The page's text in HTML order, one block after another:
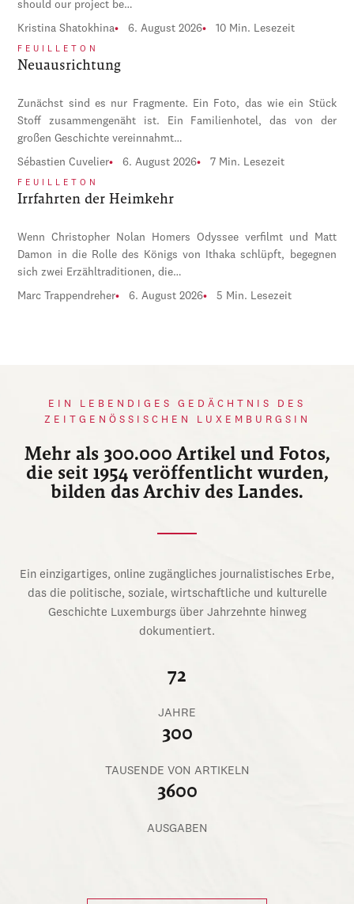
should our project be…
Kristina Shatokhina 6. August 2026 10 Min. Lesezeit
FEUILLETON
Neuausrichtung
Zunächst sind es nur Fragmente. Ein Foto, das wie ein Stück
Stoff zusammengenäht ist. Ein Familienhotel, das von der
großen Geschichte vereinnahmt…
Sébastien Cuvelier 6. August 2026 7 Min. Lesezeit
FEUILLETON
Irrfahrten der Heimkehr
Wenn Christopher Nolan Homers Odyssee verfilmt und Matt
Damon in die Rolle des Königs von Ithaka schlüpft, begegnen
sich zwei Erzähltraditionen, die…
Marc Trappendreher 6. August 2026 5 Min. Lesezeit
EIN LEBENDIGES GEDÄCHTNIS DES
ZEITGENÖSSISCHEN LUXEMBURGSIN
Mehr als 300.000 Artikel und Fotos,
die seit 1954 veröffentlicht wurden,
bilden das Archiv des Landes.
Ein einzigartiges, online zugängliches journalistisches Erbe,
das die politische, soziale, wirtschaftliche und kulturelle
Geschichte Luxemburgs über Jahrzehnte hinweg
dokumentiert.
72
JAHRE
300
TAUSENDE VON ARTIKELN
3600
AUSGABEN